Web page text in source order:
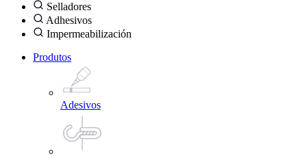
Selladores
Adhesivos
Impermeabilización
Produtos
Adesivos